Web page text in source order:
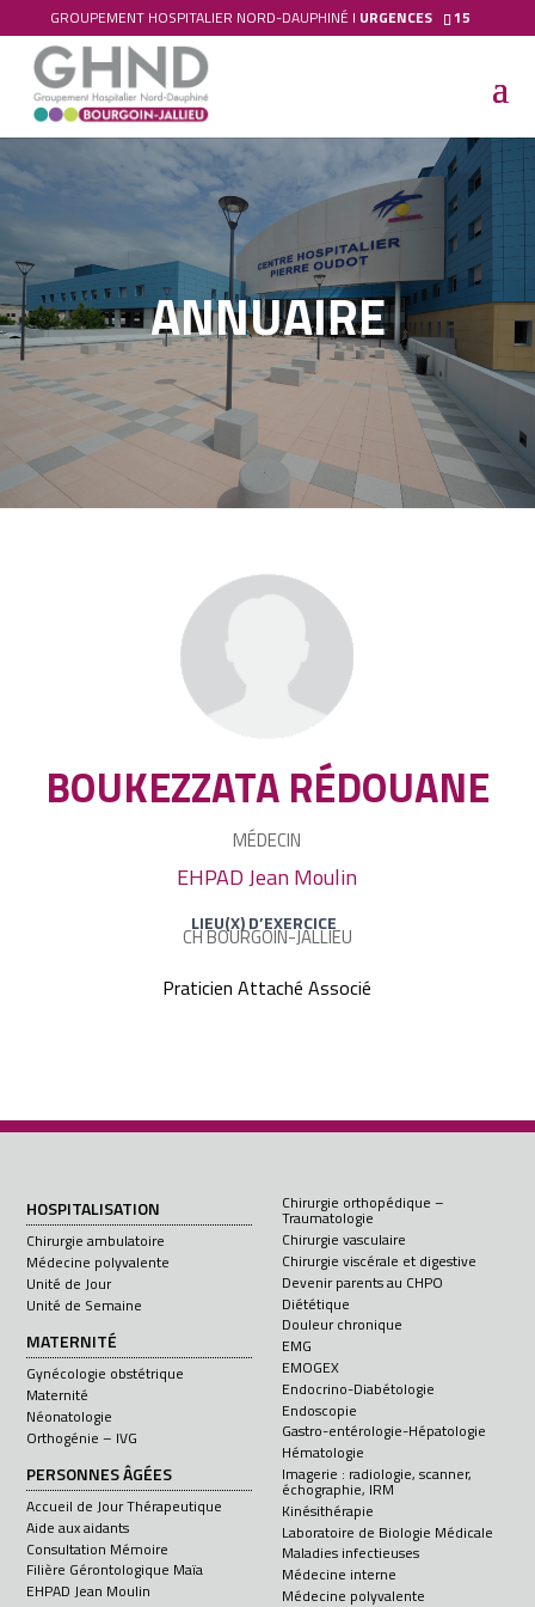
GROUPEMENT HOSPITALIER NORD-DAUPHINÉ I URGENCES 15
ANNUAIRE
MÉDECIN
EHPAD Jean Moulin
BOUKEZZATA RÉDOUANE
LIEU(X) D’EXERCICE
CH BOURGOIN-JALLIEU
Praticien Attaché Associé
HOSPITALISATION
Chirurgie ambulatoire
Médecine polyvalente
Unité de Jour
Unité de Semaine
MATERNITÉ
Gynécologie obstétrique
Maternité
Néonatologie
Orthogénie – IVG
PERSONNES ÂGÉES
Accueil de Jour Thérapeutique
Aide aux aidants
Consultation Mémoire
Filière Gérontologique Maïa
EHPAD Jean Moulin
Chirurgie orthopédique –
Traumatologie
Chirurgie vasculaire
Chirurgie viscérale et digestive
Devenir parents au CHPO
Diététique
Douleur chronique
EMG
EMOGEX
Endocrino-Diabétologie
Endoscopie
Gastro-entérologie-Hépatologie
Hématologie
Imagerie : radiologie, scanner,
échographie, IRM
Kinésithérapie
Laboratoire de Biologie Médicale
Maladies infectieuses
Médecine interne
Médecine polyvalente